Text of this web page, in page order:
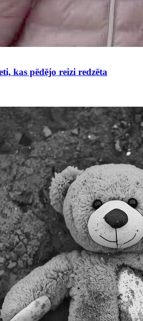
kas pēdējo reizi redzēta